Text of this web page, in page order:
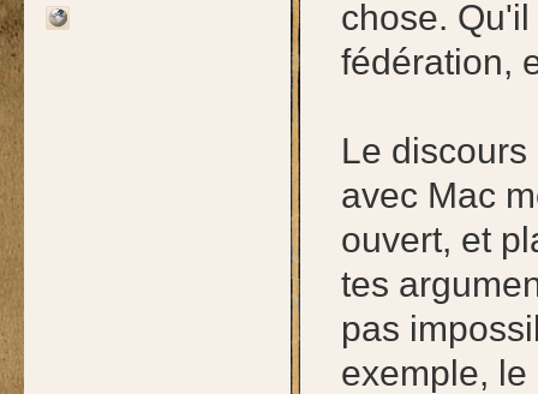
chose.
fédération,
Le
avec Mac
ouvert, et
tes
pas
exemple,